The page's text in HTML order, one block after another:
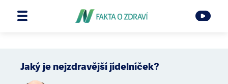
Jaký je nejzdravější jídelníček?